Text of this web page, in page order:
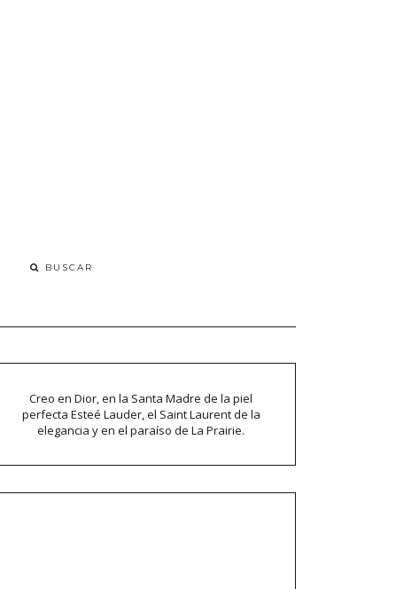
Creo en Dior, en la Santa Madre de la piel
perfecta Esteé Lauder, el Saint Laurent de la
elegancia y en el paraíso de La Prairie.